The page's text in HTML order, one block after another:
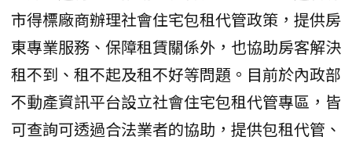
市得標廠商辦理社會住宅包租代管政策，提供房
東專業服務、保障租賃關係外，也協助房客解決
租不到、租不起及租不好等問題。目前於內政部
不動產資訊平台設立社會住宅包租代管專區，皆
可查詢可透過合法業者的協助，提供包租代管、